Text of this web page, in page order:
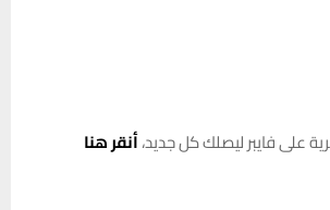
على فايبر ليصلك كل جديد،أنقر هنا